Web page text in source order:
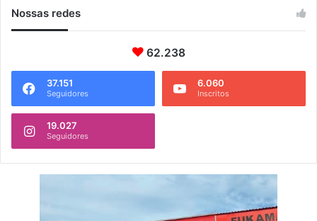
Nossas redes
62.238
37.151
Seguidores
6.060
Inscritos
19.027
Seguidores